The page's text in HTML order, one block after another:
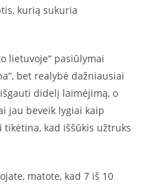
kurią sukuria
lietuvoje“ pasiūlymai
bet realybė dažniausiai
didelį laimėjimą, o
jau beveik lygiai kaip
tikėtina, kad iššūkis užtruks
matote, kad 7 iš 10